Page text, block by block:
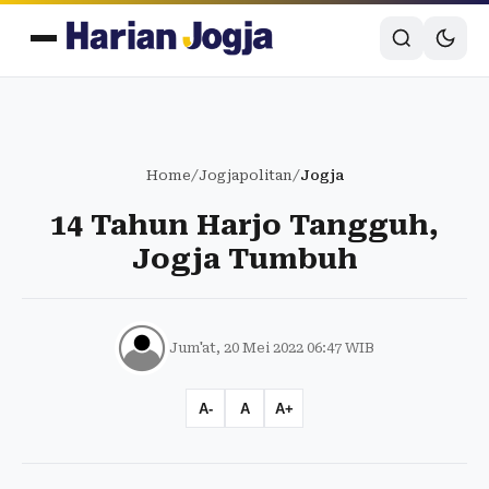
Home/Jogjapolitan/Jogja
14 Tahun Harjo Tangguh,
Jogja Tumbuh
Jum'at, 20 Mei 2022 06:47 WIB
A- A A+